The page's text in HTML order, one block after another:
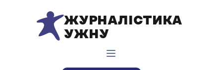
ЖУРНАЛІСТИКА
УЖНУ